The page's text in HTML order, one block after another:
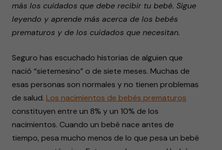
más los cuidados que debe recibir tu bebé. Sigue
leyendo y aprende más acerca de los bebés
prematuros y de los cuidados que necesitan.
Seguro has escuchado historias de alguien que
nació “sietemesino” o de siete meses. Muchas de
esas personas son normales y no tienen problemas
de salud. Los nacimientos de bebés prematuros
constituyen entre un 8% y un 10% de los
nacimientos. Cuando un bebé nace antes de
tiempo, pesa mucho menos de lo que pesa un bebé